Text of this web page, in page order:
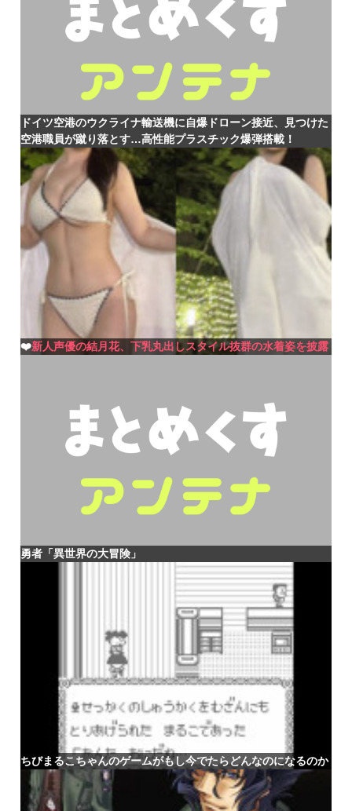
ドイツ空港のウクライナ輸送機に自爆ドローン接近、見つけた
空港職員が蹴り落とす…高性能プラスチック爆弾搭載！
❤️新人声優の結月花、下乳丸出しスタイル抜群の水着姿を披露
勇者「異世界の大冒険」
ちびまるこちゃんのゲームがもし今でたらどんなのになるのか